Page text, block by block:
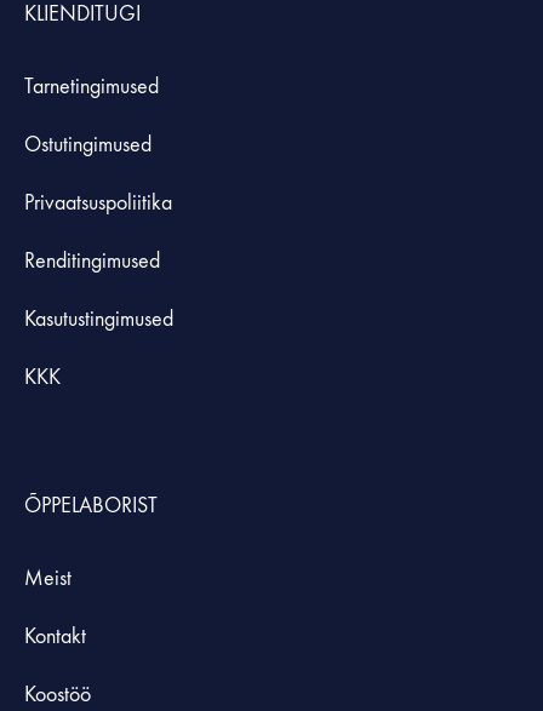
KLIENDITUGI
Tarnetingimused
Ostutingimused
Privaatsuspoliitika
Renditingimused
Kasutustingimused
KKK
ÕPPELABORIST
Meist
Kontakt
Koostöö